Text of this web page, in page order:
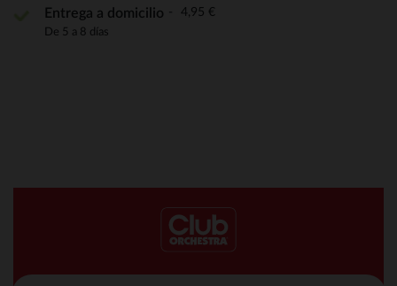
Entrega a domicilio 4,95 €
De 5 a 8 días